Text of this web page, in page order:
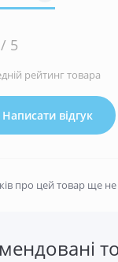
/ 5
рейтинг товара
Написати відгук
про цей товар ще